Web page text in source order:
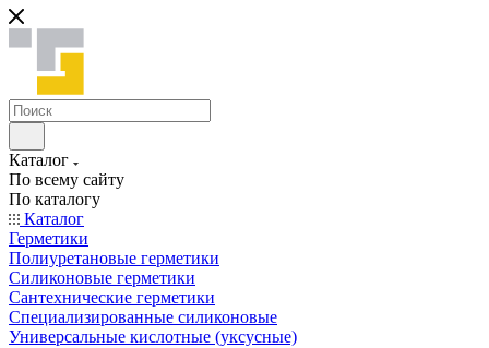
Каталог
По всему сайту
По каталогу
Каталог
Герметики
Полиуретановые герметики
Силиконовые герметики
Сантехнические герметики
Специализированные силиконовые
Универсальные кислотные (уксусные)